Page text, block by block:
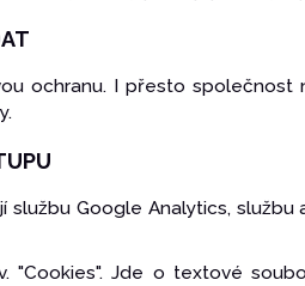
ochranu. I přesto
službu Google Analytics,
"Cookies". Jde o textové